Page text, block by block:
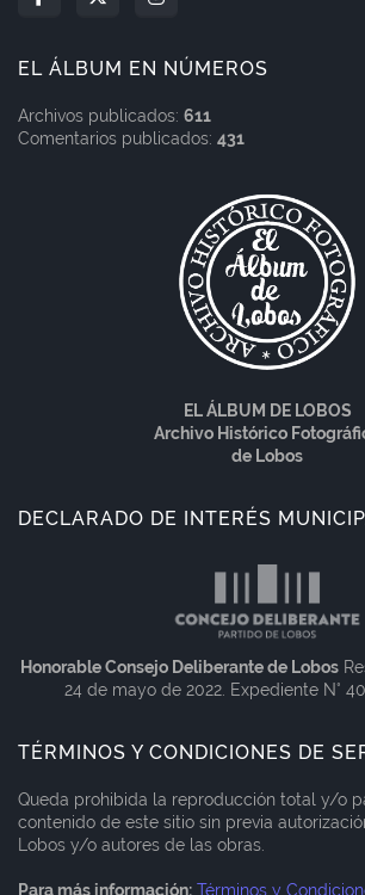
EL ÁLBUM EN NÚMEROS
Archivos publicados: 611
Comentarios publicados: 431
EL ÁLBUM DE LOBOS
Archivo Histórico
de Lobos
DECLARADO DE INTERÉS
Honorable Consejo Deliberante de Lobos
24 de mayo de 2022. Expediente N°
TÉRMINOS Y CONDICIONES DE
Queda prohibida la reproducción total y/o
contenido de este sitio sin previa
Lobos y/o autores de las obras.
Para más información: Términos y